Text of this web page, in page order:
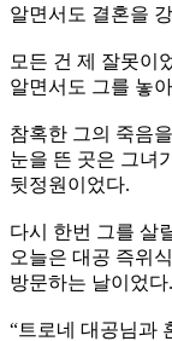
알면서도 결혼을
모든 건 제 잘못이
알면서도 그를 놓
참혹한 그의 죽음
눈을 뜬 곳은 그녀
뒷정원이었다.
다시 한번 그를 살
오늘은 대공 즉위
방문하는 날이었다.
“트로네 대공님과